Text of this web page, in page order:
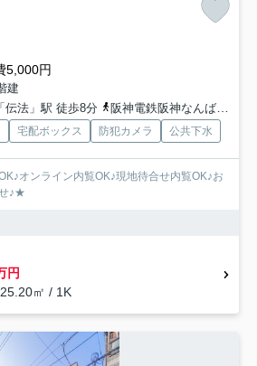
5,000円
建
伝法」駅 徒歩8分
阪神電鉄阪神なんば「千鳥橋」駅 徒歩15分
宅配ボックス 防犯カメラ 公共下水
オンライン内覧OK♪現地待合せ内覧OK♪お
♪★
円
㎡ / 1K